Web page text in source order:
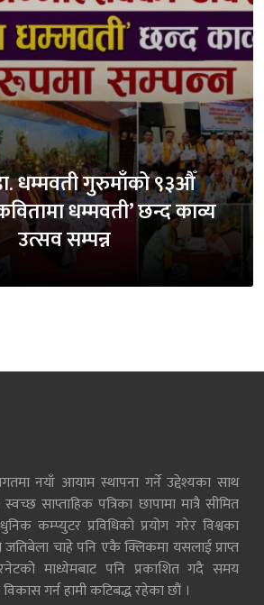
धम्मवती गुरुमाँको ९३औँ
धम्मवती’ छन्द काव्य
उत्सव सम्पन्न
नयाँ आयाम स्थापना गर्ने उद्देश्यका साथ
साप्ताहिक पत्रिका छापामा मात्रै सीमित
कम्प्युटर प्रविधिको प्रयोग गरेर विश्वका
चाहे पनि एकै क्लिकमा यसलाई प्राप्त
माध्येमबाट पनि प्रकाशित गदै समय
विकास गर्न हामी कटिबद्ध रहेका छौं ।